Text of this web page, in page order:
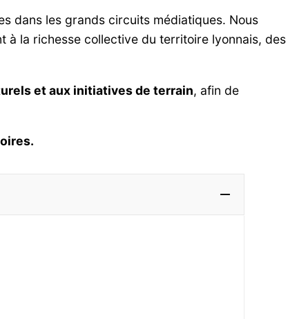
dans les grands circuits médiatiques. Nous
à la richesse collective du territoire lyonnais, des
et aux initiatives de terrain, afin de